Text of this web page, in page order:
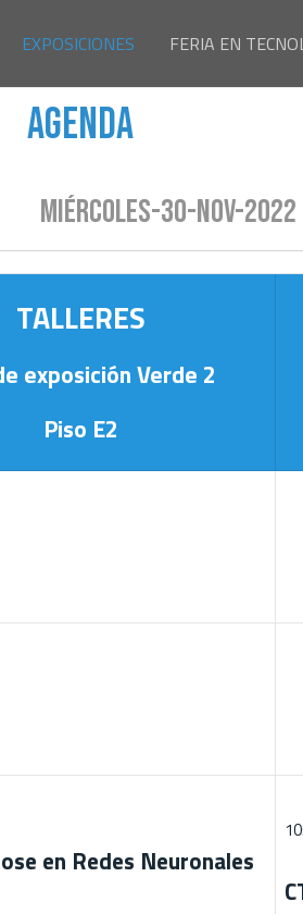
EXPOSICIONES FERIA EN
agenda
Miércoles-30-Nov-2022
TALLERES
exposición Verde 2
Piso E2
en Redes Neuronales